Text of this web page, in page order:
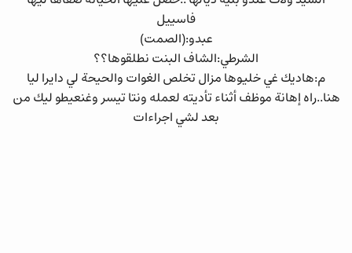
فاسييل
عبدو:(الصمت)
الشرطي:الشاف البنت نطلقوها؟؟
م:هاديك غي خليوها مزال تخلص الغوات والحيحة لي دايرا ليا
هنا..راه إهانة موظف أثناء تأديته لعمله ونتا تيسر وغنعيطو ليك من
بعد لشي اجراءات